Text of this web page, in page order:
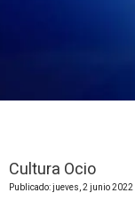
Cultura Ocio
Publicado: jueves, 2 junio 2022